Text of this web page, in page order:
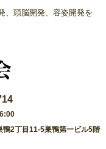
、頭脳開発、容姿開発を
鴨2丁目11-5巣鴨第一ビル5階